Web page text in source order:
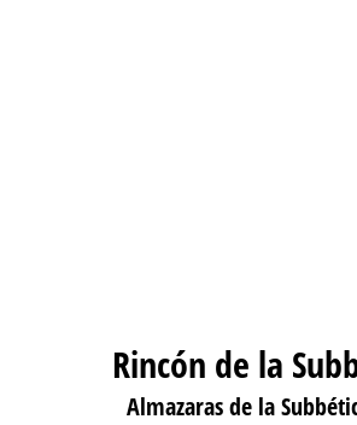
Rincón de la
Almazaras de la